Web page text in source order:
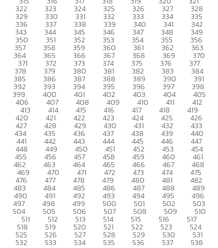
322 323 324 325 326 327 328
329 330 331 332 333 334 335
336 337 338 339 340 341 342
343 344 345 346 347 348 349
350 351 352 353 354 355 356
357 358 359 360 361 362 363
364 365 366 367 368 369 370
371 372 373 374 375 376 377
378 379 380 381 382 383 384
385 386 387 388 389 390 391
392 393 394 395 396 397 398
399 400 401 402 403 404 405
406 407 408 409 410 411 412
413 414 415 416 417 418 419
420 421 422 423 424 425 426
427 428 429 430 431 432 433
434 435 436 437 438 439 440
441 442 443 444 445 446 447
448 449 450 451 452 453 454
455 456 457 458 459 460 461
462 463 464 465 466 467 468
469 470 471 472 473 474 475
476 477 478 479 480 481 482
483 484 485 486 487 488 489
490 491 492 493 494 495 496
497 498 499 500 501 502 503
504 505 506 507 508 509 510
511 512 513 514 515 516 517
518 519 520 521 522 523 524
525 526 527 528 529 530 531
532 533 534 535 536 537 538